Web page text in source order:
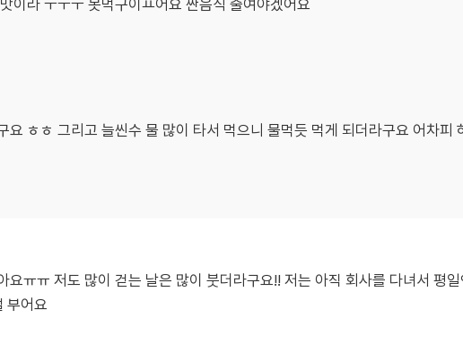
이라 ㅜㅜㅜ 못먹구이ㅛ어요 짠음식 줄여야겠어요
요 ㅎㅎ 그리고 늘씬수 물 많이 타서 먹으니 물먹듯 먹게 되더라구요 어차피
요ㅠㅠ 저도 많이 걷는 날은 많이 붓더라구요!! 저는 아직 회사를 다녀서 평
부어요